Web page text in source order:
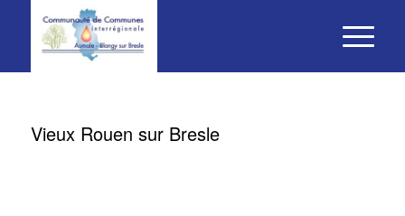
Vieux Rouen sur Bresle